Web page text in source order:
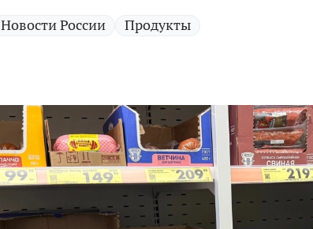
Новости России Продукты